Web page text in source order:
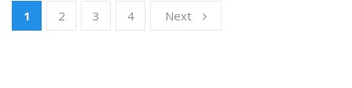
1 2 3 4 Next